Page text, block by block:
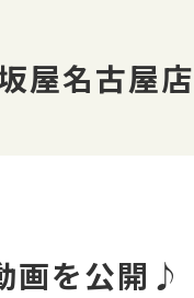
屋名古屋
画を公